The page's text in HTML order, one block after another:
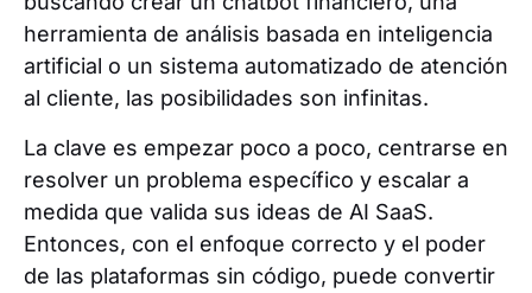
herramienta de análisis basada en inteligencia
artificial o un sistema automatizado de atención
al cliente, las posibilidades son infinitas.
La clave es empezar poco a poco, centrarse en
resolver un problema específico y escalar a
medida que valida sus ideas de AI SaaS.
Entonces, con el enfoque correcto y el poder
de las plataformas sin código, puede convertir